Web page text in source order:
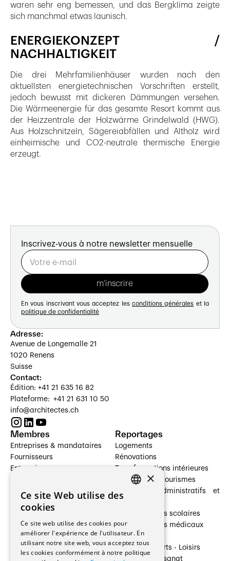
waren sehr eng bemessen, und das Bergklima zeigte
sich manchmal etwas launisch.
ENERGIEKONZEPT /
NACHHALTIGKEIT
Die drei Mehrfamilienhäuser wurden nach den
aktuellsten energietechnischen Vorschriften erstellt,
jedoch bewusst mit dickeren Dämmungen versehen.
Die Wärmeenergie für das gesamte Resort kommt aus
der Heizzentrale der Holzwärme Grindelwald (HWG).
Aus Holzschnitzeln, Sägereiabfällen und Altholz wird
einheimische und CO2-neutrale thermische Energie
erzeugt.
Inscrivez-vous à notre newsletter mensuelle
En vous inscrivant vous acceptez les conditions générales et la
politique de confidentialité
Adresse:
Avenue de Longemalle 21
1020 Renens
Suisse
Contact:
Édition: +41 21 635 16 82
Plateforme: +41 21 631 10 50
info@architectes.ch
Membres
Entreprises & mandataires
Fournisseurs
Entreprises
Architectes paysagistes
Architectes d'intérieur
Entreprises générales
Ingénieurs et mandataires
Fabricants / Fournisseurs
Reportages
Logements
Rénovations
Transformations intérieures
Hôtelleries et tourismes
Bâtiments administratifs et
Établissements scolaires
Établissements médicaux
Villas
Cultures - Sports - Loisirs
Industrie - Artisanat
×
Ce site Web utilise des
cookies
Ce site web utilise des cookies pour
améliorer l'expérience de l'utilisateur. En
utilisant notre site web, vous acceptez tous
les cookies conformément à notre politique